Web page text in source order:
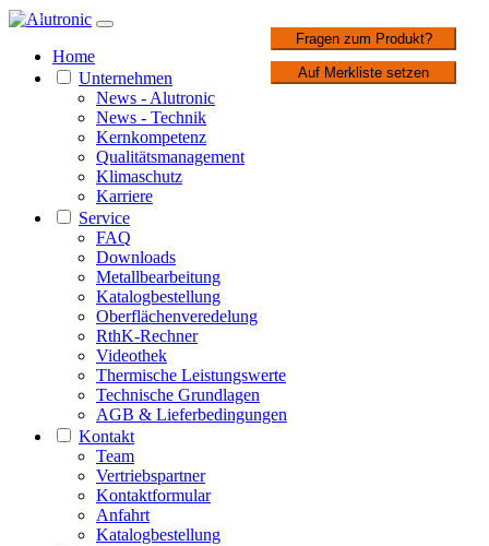
Home
Unternehmen
News - Alutronic
News - Technik
Kernkompetenz
Qualitätsmanagement
Klimaschutz
Karriere
Service
FAQ
Downloads
Metallbearbeitung
Katalogbestellung
Oberflächenveredelung
RthK-Rechner
Videothek
Thermische Leistungswerte
Technische Grundlagen
AGB & Lieferbedingungen
Kontakt
Team
Vertriebspartner
Kontaktformular
Anfahrt
Katalogbestellung
Fragen zum Produkt?
Auf Merkliste setzen
1 / 2